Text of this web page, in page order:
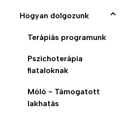
Fő
navigáció
(domain)
Hogyan dolgozunk
Terápiás programunk
Pszichoterápia
fiataloknak
Móló - Támogatott
lakhatás